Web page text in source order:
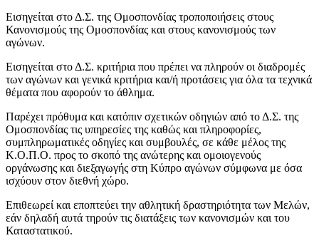
Εισηγείται στο Δ.Σ. της Ομοσπονδίας τροποποιήσεις στους
Κανονισμούς της Ομοσπονδίας και στους κανονισμούς των
αγώνων.
Εισηγείται στο Δ.Σ. κριτήρια που πρέπει να πληρούν οι διαδρομές
των αγώνων και γενικά κριτήρια και/ή προτάσεις για όλα τα τεχνικά
θέματα που αφορούν το άθλημα.
Παρέχει πρόθυμα και κατόπιν σχετικών οδηγιών από το Δ.Σ. της
Ομοσπονδίας τις υπηρεσίες της καθώς και πληροφορίες,
συμπληρωματικές οδηγίες και συμβουλές, σε κάθε μέλος της
Κ.Ο.Π.Ο. προς το σκοπό της ανώτερης και ομοιογενούς
οργάνωσης και διεξαγωγής στη Κύπρο αγώνων σύμφωνα με όσα
ισχύουν στον διεθνή χώρο.
Επιθεωρεί και εποπτεύει την αθλητική δραστηριότητα των Μελών,
εάν δηλαδή αυτά τηρούν τις διατάξεις των κανονισμών και του
Καταστατικού.